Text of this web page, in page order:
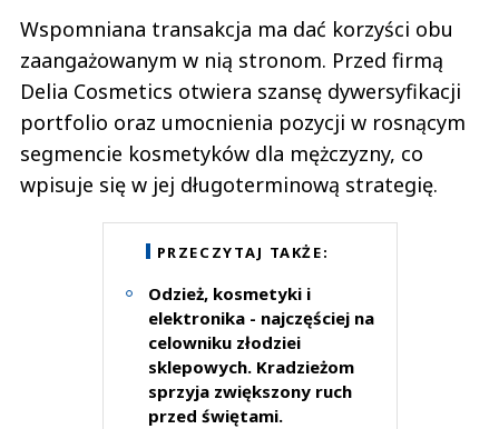
Wspomniana transakcja ma dać korzyści obu
zaangażowanym w nią stronom. Przed firmą
Delia Cosmetics otwiera szansę dywersyfikacji
portfolio oraz umocnienia pozycji w rosnącym
segmencie kosmetyków dla mężczyzny, co
wpisuje się w jej długoterminową strategię.
PRZECZYTAJ TAKŻE:
Odzież, kosmetyki i
elektronika - najczęściej na
celowniku złodziei
sklepowych. Kradzieżom
sprzyja zwiększony ruch
przed świętami.